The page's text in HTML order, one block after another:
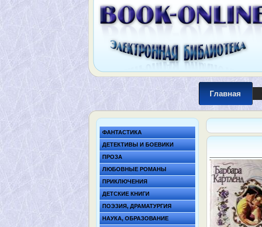
Главная
ФАНТАСТИКА
ДЕТЕКТИВЫ И БОЕВИКИ
ПРОЗА
ЛЮБОВНЫЕ РОМАНЫ
ПРИКЛЮЧЕНИЯ
ДЕТСКИЕ КНИГИ
ПОЭЗИЯ, ДРАМАТУРГИЯ
НАУКА, ОБРАЗОВАНИЕ